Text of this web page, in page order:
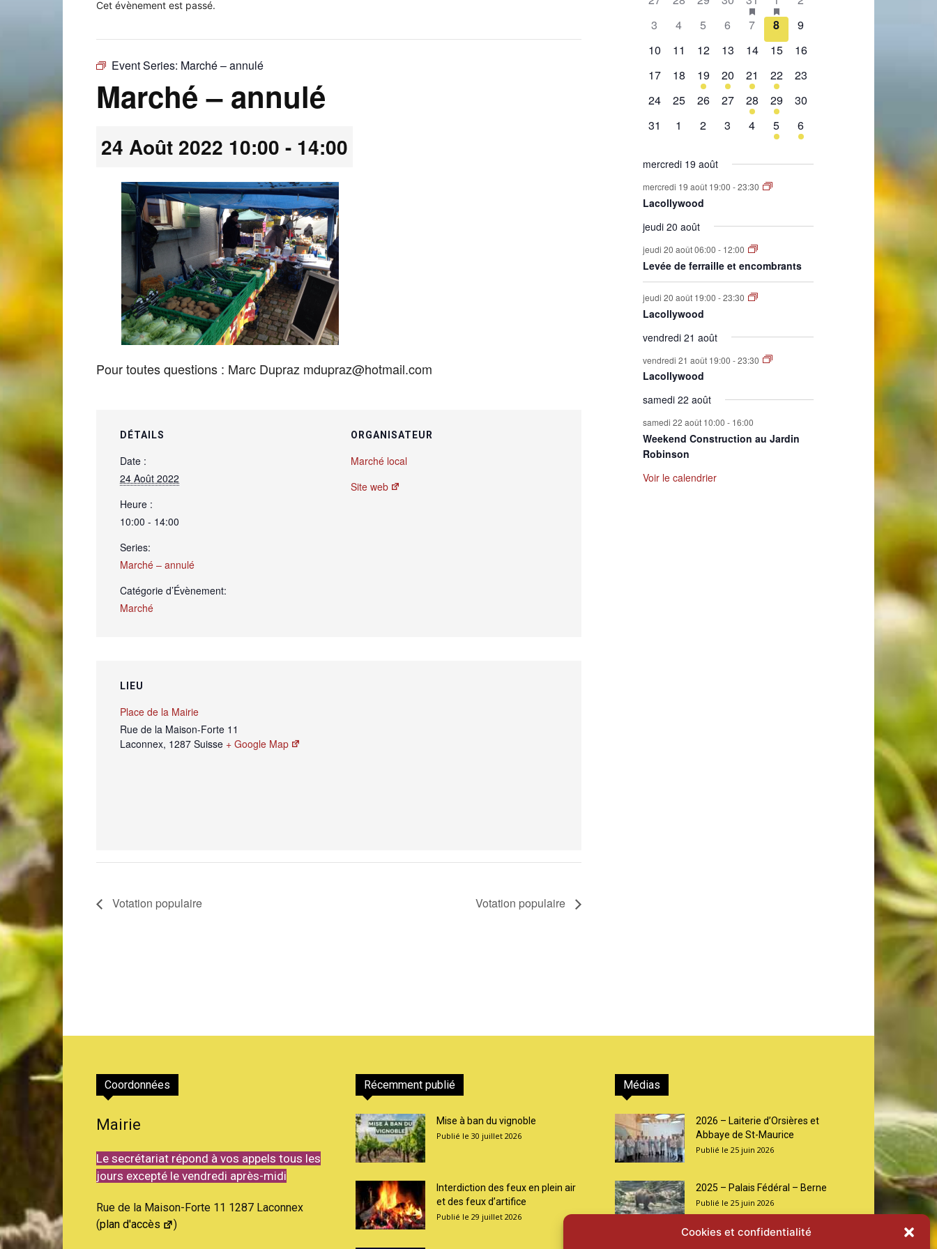
Cookies et confidentialité
Laconnex
Cet évènement est passé.
Event Series: Marché – annulé
Marché – annulé
24 Août 2022 10:00 - 14:00
Pour toutes questions : Marc Dupraz mdupraz@hotmail.com
DÉTAILS
Date :
24 Août 2022
Heure :
10:00 - 14:00
Series:
Marché – annulé
Catégorie d’Évènement:
Marché
ORGANISATEUR
Marché local
Site web
LIEU
Place de la Mairie
Rue de la Maison-Forte 11
Laconnex, 1287 Suisse + Google Map
Votation populaire Votation populaire
de
Évènements
évènement,évènement,
évènement,évènements,
0
3
0
4
0
5
0
évènement,
6
0
évènement,
7
0
évènement,
8
0
9
0
10
0
11
0
12
0
13
0
14
0
15
0
16
0
évènement,
17
0
évènement,
18
1
évènement,
19
2
évènements,
20
1
évènement,
21
2
évènements,
22
0
23
0
24
0
25
0
évènement,
26
0
évènement,
27
1
évènement,
28
1
évènement,
29
0
30
0
31
0
1
0
2
0
évènement,
3
0
évènement,
4
1
évènement,
5
1
évènement,
6
mercredi 19 août
mercredi 19 août 19:00 -23:30
Lacollywood
jeudi 20 août
jeudi 20 août 06:00 - 12:00
Levée de ferraille et encombrants
jeudi 20 août 19:00 -23:30
Lacollywood
vendredi 21 août
vendredi 21 août 19:00 -23:30
Lacollywood
samedi 22 août
samedi 22 août 10:00 - 16:00
Weekend Construction au Jardin
Robinson
Voir le calendrier
Coordonnées
Mairie
Le secrétariat répond à vos appels tous les
jours excepté le vendredi après-midi
Rue de la Maison-Forte 11 1287 Laconnex
(plan d'accès )
Récemment publié
Mise à ban du vignoble
30 juillet 2026
Interdiction des feux en plein air
et des feux d’artifice
29 juillet 2026
Médias
2026 – Laiterie d’Orsières et
Abbaye de St-Maurice
25 juin 2026
2025 – Palais Fédéral – Berne
25 juin 2026